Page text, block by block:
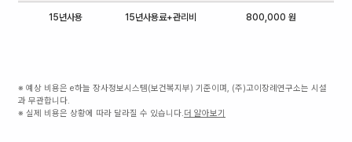
15년사용 15년사용료+관리비 800,000 원
※ 예상 비용은 e하늘 장사정보시스템(보건복지부) 기준이며, (주)고이장례연구소는 시설
과 무관합니다.
※ 실제 비용은 상황에 따라 달라질 수 있습니다.더 알아보기